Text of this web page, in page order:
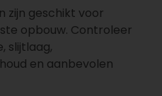
zijn geschikt voor
opbouw. Controleer
slijtlaag,
en aanbevolen